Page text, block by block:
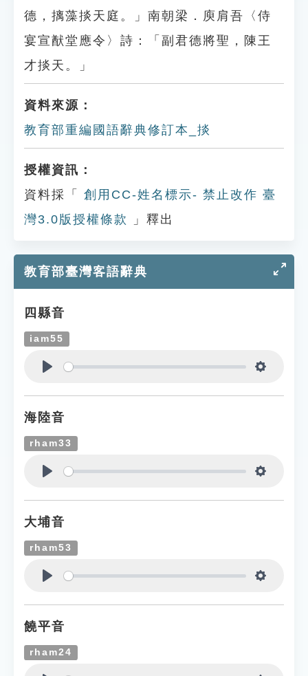
德，摛藻掞天庭。」南朝梁．庾肩吾〈侍
宴宣猷堂應令〉詩：「副君德將聖，陳王
才掞天。」
資料來源：
教育部重編國語辭典修訂本_掞
授權資訊：
資料採「
創用CC-姓名標示- 禁止改作 臺
灣3.0版授權條款
」釋出
教育部臺灣客語辭典
四縣音
iam55
海陸音
rham33
大埔音
rham53
饒平音
rham24